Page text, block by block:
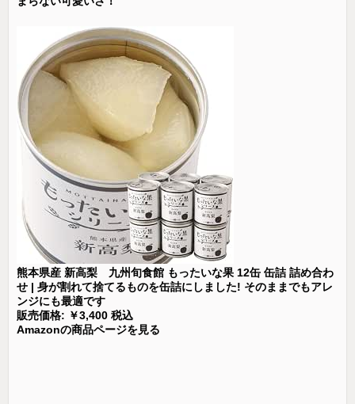
熊本県産 新高梨 九州旬食館 もったいな果 12缶 缶詰 詰め合わ
せ | 身が割れて捨てるものを缶詰にしました! そのままでもアレ
ンジにも最適です
販売価格: ￥3,400 税込
Amazonの商品ページを見る